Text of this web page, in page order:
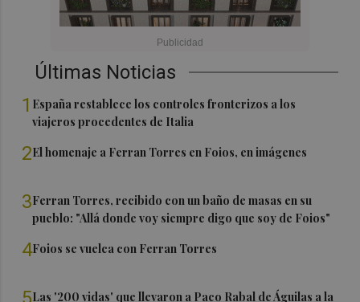
Últimas Noticias
1 España restablece los controles fronterizos a los
viajeros procedentes de Italia
2El homenaje a Ferran Torres en Foios, en imágenes
3Ferran Torres, recibido con un baño de masas en su
pueblo: "Allá donde voy siempre digo que soy de Foios"
4Foios se vuelca con Ferran Torres
Las '200 vidas' que llevaron a Paco Rabal de Águilas a la